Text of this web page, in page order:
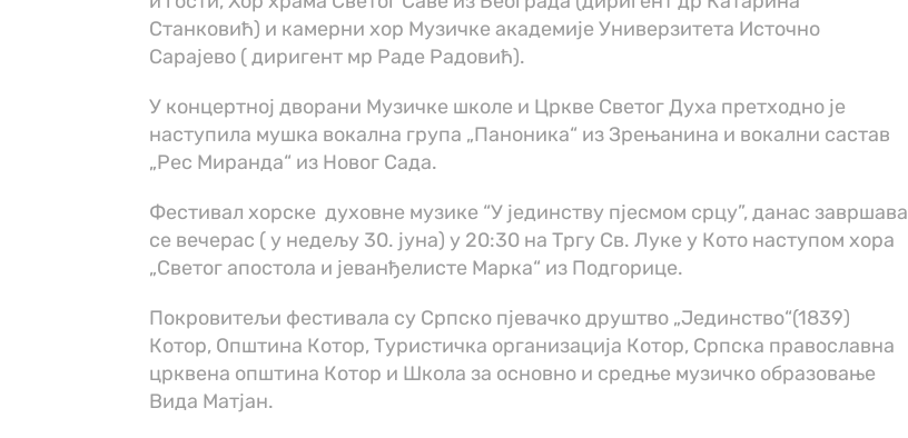
Станковић) и камерни хор Музичке академије Универзитета Источно
Сарајево ( диригент мр Раде Радовић).
У концертној дворани Музичке школе и Цркве Светог Духа претходно је
наступила мушка вокална група „Паноника“ из Зрењанина и вокални састав
„Рес Миранда“ из Новог Сада.
Фестивал хорске духовне музике “У јединству пјесмом срцу”, данас завршава
се вечерас ( у недељу 30. jуна) у 20:30 на Тргу Св. Луке у Кото наступом хора
„Светог апостола и јеванђелисте Марка“ из Подгорице.
Покровитељи фестивала су Српско пјевачко друштво „Јединство“(1839)
Котор, Oпштина Котор, Туристичка организација Котор, Српска православна
црквена општина Котор и Школа за основно и средње музичко образовање
Вида Матјан.